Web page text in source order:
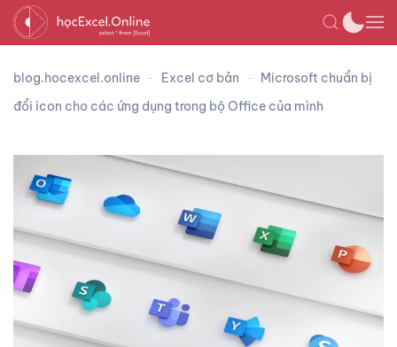
blog.hocexcel.online Excel cơ bản
Microsoft chuẩn bị
đổi icon cho các ứng dụng trong bộ Office của mình